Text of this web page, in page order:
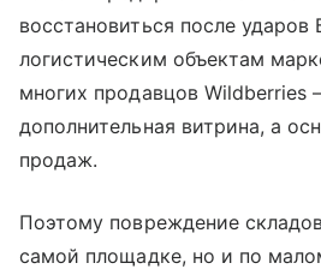
восстановиться после
логистическим объектам
многих продавцов Wildberries
дополнительная витрина, а
продаж.
Поэтому повреждение
самой площадке, но и по